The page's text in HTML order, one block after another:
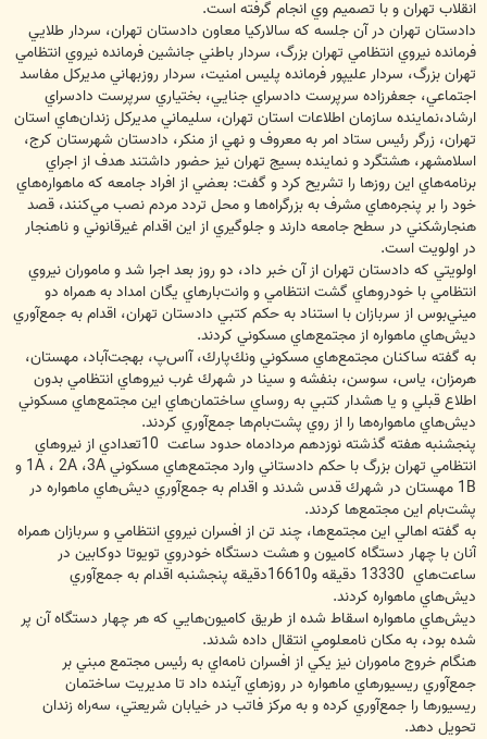
انقلاب تهران و با تصميم وي انجام گرفته است.
دادستان تهران در آن جلسه كه سالاركيا معاون د‌ادستان تهران، سردار طلايي
فرمانده نيروي انتظامي تهران بزرگ، سردار باطني جانشين فرمانده نيروي انتظامي
تهران بزرگ، سردار عليپور فرمانده پليس امنيت، سردار روزبهاني مديركل مفاسد
اجتماعي، جعفرزاده سرپرست دادسراي جنايي، بختياري سرپرست دادسراي
ارشاد،‌نماينده سازمان اطلاعات استان تهران، سليماني مديركل زندان‌هاي استان
تهران، زرگر رئيس ستاد امر به معروف و نهي از منكر، دادستان شهرستان كرج،
اسلامشهر، هشتگرد و نماينده بسيج تهران نيز حضور داشتند هدف از اجراي
برنامه‌هاي اين روزها را تشريح كرد و گفت: ‌بعضي از افراد جامعه كه ماهواره‌هاي
خود را بر پنجره‌هاي مشرف به بزرگراه‌ها و محل تردد مردم نصب مي‌كنند، قصد
هنجارشكني در سطح جامعه دارند و جلوگيري از اين اقدام غيرقانوني و ناهنجار
در اولويت است.
اولويتي كه دادستان تهران از آن خبر داد، دو روز بعد اجرا شد و ماموران نيروي
انتظامي با خودروهاي گشت انتظامي و وانت‌بارهاي يگان امداد به همراه دو
ميني‌بوس از سربازان با استناد به حكم كتبي دادستان تهران، اقدام به جمع‌آوري
ديش‌هاي ماهواره از مجتمع‌هاي مسكوني كردند.
به گفته ساكنان مجتمع‌هاي مسكوني ونك‌پارك، آاس‌پ، بهجت‌آباد، مهستان،
هرمزان، ياس، سوسن، بنفشه و سينا در شهرك غرب نيروهاي انتظامي بدون
اطلاع قبلي و يا هشدار كتبي به روساي ساختمان‌هاي اين مجتمع‌هاي مسكوني
ديش‌هاي ماهواره‌ها را از روي پشت‌بام‌ها جمع‌آوري كردند.
پنجشنبه هفته گذشته نوزدهم مردادماه حدود ساعت ‌ 10‌تعدادي از نيروهاي
انتظامي تهران بزرگ با حكم دادستاني وارد مجتمع‌هاي مسكوني 1A ، 2A ،3A و
1B مهستان در شهرك قدس شدند و اقدام به جمع‌آوري ديش‌هاي ماهواره در
پشت‌بام اين مجتمع‌ها كردند.
به گفته اهالي اين مجتمع‌ها، چند تن از افسران نيروي انتظامي و سربازان همراه
آنان با چهار دستگاه كاميون و هشت دستگاه خودروي تويوتا دوكابين در
ساعت‌هاي ‌ 13330 دقيقه و16610دقيقه پنجشنبه اقدام به جمع‌آوري
ديش‌هاي ماهواره كردند.
ديش‌هاي ماهواره اسقاط شده از طريق كاميون‌هايي كه هر چهار دستگاه آن پر
شده بود، به مكان نامعلومي انتقال داده شدند.
هنگام خروج ماموران نيز يكي از افسران نامه‌اي به رئيس مجتمع مبني بر
جمع‌آوري ريسيورهاي ماهواره در روزهاي آينده داد تا مديريت ساختمان
ريسيورها را جمع‌آوري كرده و به مركز فاتب در خيابان شريعتي، سه‌راه زندان
تحويل دهد.